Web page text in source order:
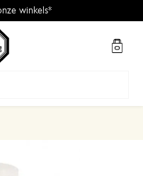
winkels*